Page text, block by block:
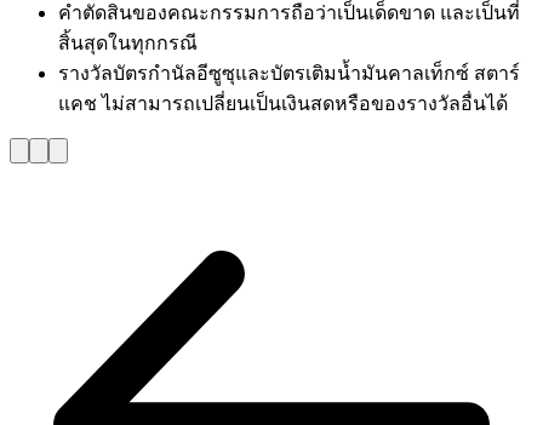
คำตัดสินของคณะกรรมการถือว่าเป็นเด็ดขาด และเป็นที่
สิ้นสุดในทุกกรณี
รางวัลบัตรกำนัลอีซูซุและบัตรเติมน้ำมันคาลเท็กซ์ สตาร์
แคช ไม่สามารถเปลี่ยนเป็นเงินสดหรือของรางวัลอื่นได้